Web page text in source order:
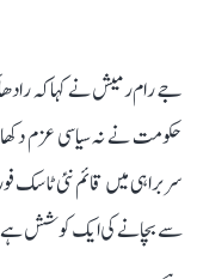
جے رام رمیش نے کہا کہ
حکومت نے نہ سیاسی عزم
سربراہی میں قائم نئی ٹاسک
سے بچانے کی ایک کوشش ہے،